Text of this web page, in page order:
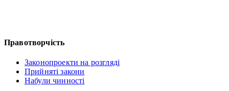
Правотворчість
Законопроекти на розгляді
Прийняті закони
Набули чинності